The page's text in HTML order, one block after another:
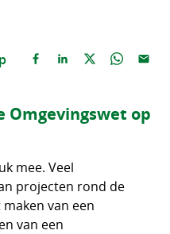
Omgevingswet op
mee. Veel
projecten rond de
van een
van een